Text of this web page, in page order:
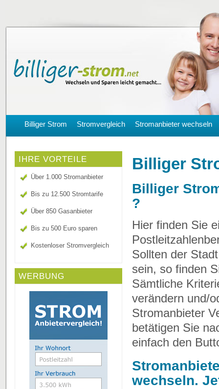
Billiger Strom Stromvergleich Stromanbieter wechseln
IHRE VORTEILE
Über 1.000 Stromanbieter
Bis zu 12.500 Stromtarife
Über 850 Gasanbieter
Bis zu 500 Euro sparen
Kostenloser Stromvergleich
WERBUNG
Billiger
Billiger
?
Hier finden Sie
Sollten der
sein, so finden
Sämtliche
verändern und/
Stromanbieter
betätigen Sie
einfach den
wechseln.